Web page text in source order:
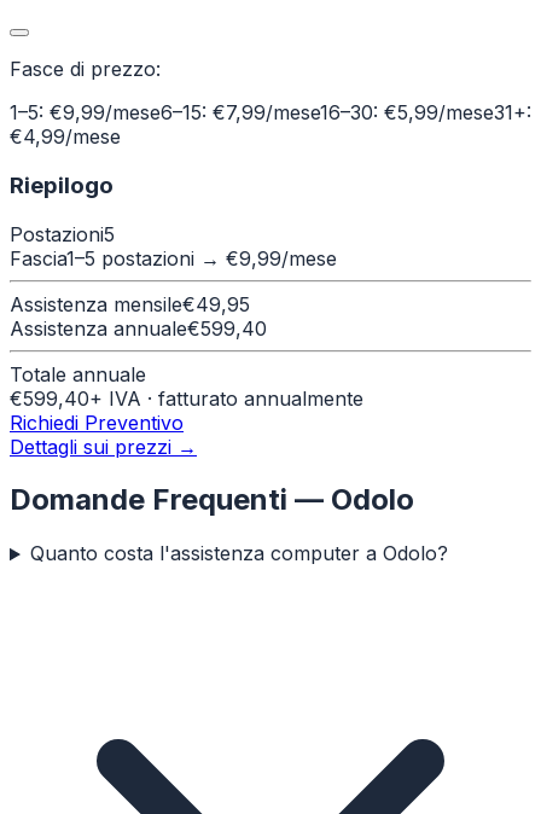
Fasce di prezzo:
1–5: €9,99/mese6–15: €7,99/mese16–30: €5,99/mese31+:
€4,99/mese
Riepilogo
Postazioni5
Fascia1–5 postazioni → €9,99/mese
Assistenza mensile€49,95
Assistenza annuale€599,40
Totale annuale
€599,40+ IVA · fatturato annualmente
Richiedi Preventivo
Dettagli sui prezzi →
Domande Frequenti — Odolo
Quanto costa l'assistenza computer a Odolo?